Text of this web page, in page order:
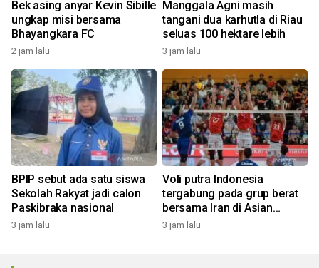
Bek asing anyar Kevin Sibille
ungkap misi bersama
Bhayangkara FC
2 jam lalu
Manggala Agni masih
tangani dua karhutla di Riau
seluas 100 hektare lebih
3 jam lalu
BPIP sebut ada satu siswa
Sekolah Rakyat jadi calon
Paskibraka nasional
3 jam lalu
Voli putra Indonesia
tergabung pada grup berat
bersama Iran di Asian
Games 2026
3 jam lalu